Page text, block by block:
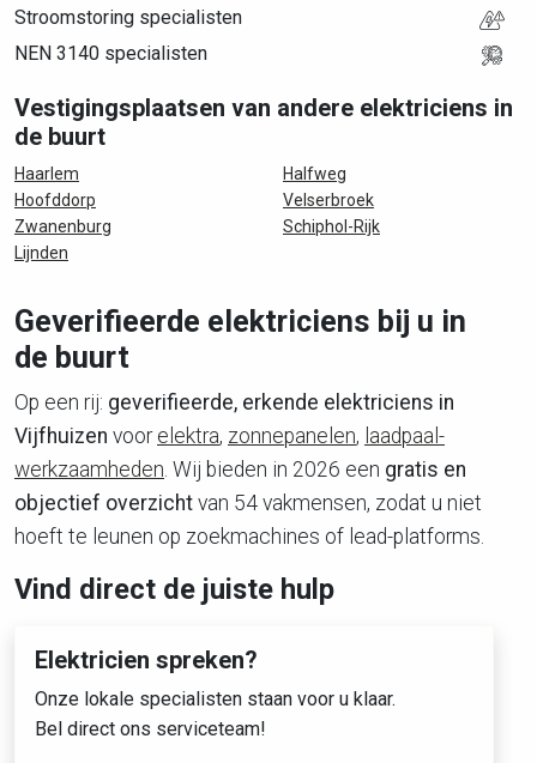
Stroomstoring specialisten
NEN 3140 specialisten
Vestigingsplaatsen van andere elektriciens in
de buurt
Haarlem
Hoofddorp
Zwanenburg
Lijnden
Halfweg
Velserbroek
Schiphol-Rijk
Geverifieerde elektriciens bij u in
de buurt
Op een rij: geverifieerde, erkende elektriciens in
Vijfhuizen voor elektra, zonnepanelen, laadpaal-
werkzaamheden. Wij bieden in 2026 een gratis en
objectief overzicht van 54 vakmensen, zodat u niet
hoeft te leunen op zoekmachines of lead-platforms.
Vind direct de juiste hulp
Elektricien spreken?
Onze lokale specialisten staan voor u klaar.
Bel direct ons serviceteam!